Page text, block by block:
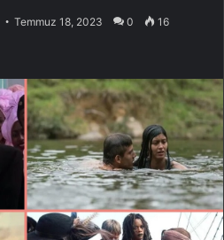
Temmuz 18, 2023 0 16